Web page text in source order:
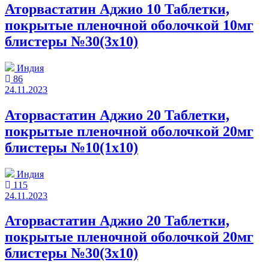
Аторвастатин Аджио 10 Таблетки,
покрытые пленочной оболочкой 10мг
блистеры №30(3x10)
Индия
86
24.11.2023
Аторвастатин Аджио 20 Таблетки,
покрытые пленочной оболочкой 20мг
блистеры №10(1x10)
Индия
115
24.11.2023
Аторвастатин Аджио 20 Таблетки,
покрытые пленочной оболочкой 20мг
блистеры №30(3x10)